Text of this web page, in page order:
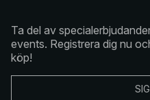
Ta del av
events. Registrera dig nu
köp!